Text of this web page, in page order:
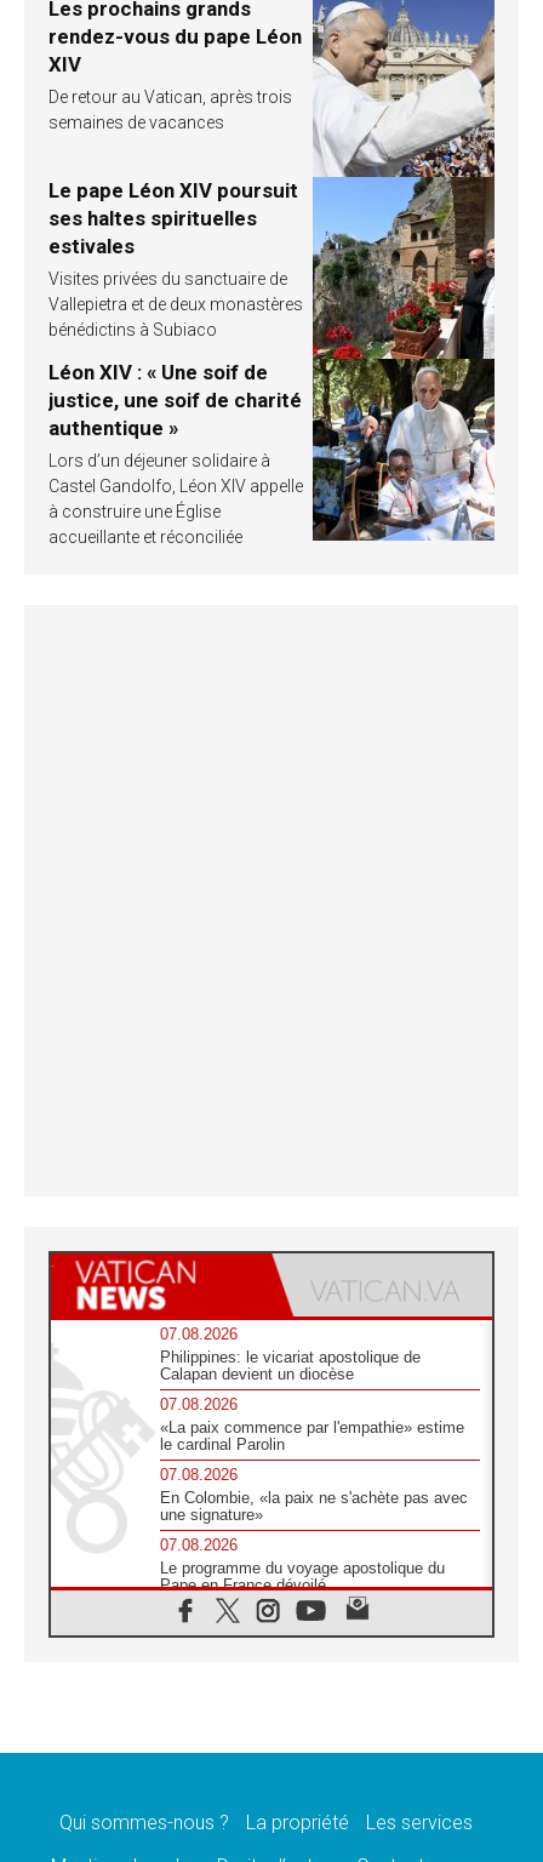
Les prochains grands
rendez-vous du pape Léon
XIV
De retour au Vatican, après trois
semaines de vacances
Le pape Léon XIV poursuit
ses haltes spirituelles
estivales
Visites privées du sanctuaire de
Vallepietra et de deux monastères
bénédictins à Subiaco
Léon XIV : « Une soif de
justice, une soif de charité
authentique »
Lors d’un déjeuner solidaire à
Castel Gandolfo, Léon XIV appelle
à construire une Église
accueillante et réconciliée
07.08.2026
Philippines: le vicariat apostolique de
Calapan devient un diocèse
07.08.2026
«La paix commence par l'empathie» estime
le cardinal Parolin
07.08.2026
En Colombie, «la paix ne s'achète pas avec
une signature»
07.08.2026
Le programme du voyage apostolique du
Pape en France dévoilé
07.08.2026
1ère Conférence continentale sur l'éducation
07.08.2026
07.08.2026
Qui sommes-nous ? La propriété
Les services